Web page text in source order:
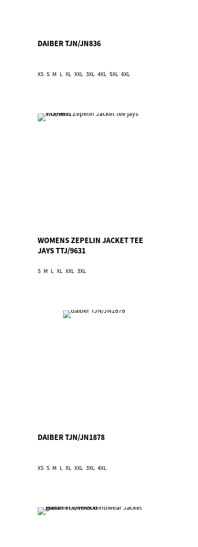
DAIBER TJN/JN836
XS S M L XL XXL 3XL 4XL 5XL 6XL
WOMENS ZEPELIN JACKET TEE
JAYS TTJ/9631
S M L XL XXL 3XL
DAIBER TJN/JN1878
XS S M L XL XXL 3XL 4XL